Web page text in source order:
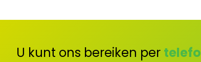
U kunt ons bereiken per